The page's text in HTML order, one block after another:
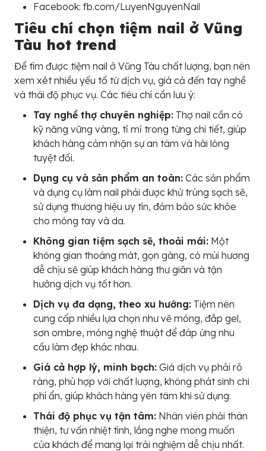
Facebook: fb.com/LuyenNguyenNail
Tiêu chí chọn tiệm nail ở Vũng
Tàu hot trend
Để tìm được tiệm nail ở Vũng Tàu chất lượng, bạn nên
xem xét nhiều yếu tố từ dịch vụ, giá cả đến tay nghề
và thái độ phục vụ. Các tiêu chí cần lưu ý:
Tay nghề thợ chuyên nghiệp: Thợ nail cần có
kỹ năng vững vàng, tỉ mỉ trong từng chi tiết, giúp
khách hàng cảm nhận sự an tâm và hài lòng
tuyệt đối.
Dụng cụ và sản phẩm an toàn: Các sản phẩm
và dụng cụ làm nail phải được khử trùng sạch sẽ,
sử dụng thương hiệu uy tín, đảm bảo sức khỏe
cho móng tay và da.
Không gian tiệm sạch sẽ, thoải mái: Một
không gian thoáng mát, gọn gàng, có mùi hương
dễ chịu sẽ giúp khách hàng thư giãn và tận
hưởng dịch vụ tốt hơn.
Dịch vụ đa dạng, theo xu hướng: Tiệm nên
cung cấp nhiều lựa chọn như vẽ móng, đắp gel,
sơn ombre, móng nghệ thuật để đáp ứng nhu
cầu làm đẹp khác nhau.
Giá cả hợp lý, minh bạch: Giá dịch vụ phải rõ
ràng, phù hợp với chất lượng, không phát sinh chi
phí ẩn, giúp khách hàng yên tâm khi sử dụng.
Thái độ phục vụ tận tâm: Nhân viên phải thân
thiện, tư vấn nhiệt tình, lắng nghe mong muốn
của khách để mang lại trải nghiệm dễ chịu nhất.